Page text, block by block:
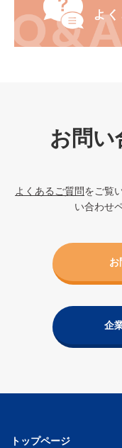
お問い
よくあるご質問をご覧
い合わせ
お
企
トップページ